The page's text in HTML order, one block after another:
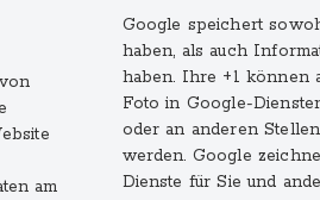
am
Google speichert
haben, als auch
haben. Ihre +1 können
Foto in Google-
oder an anderen
werden. Google
Dienste für Sie und